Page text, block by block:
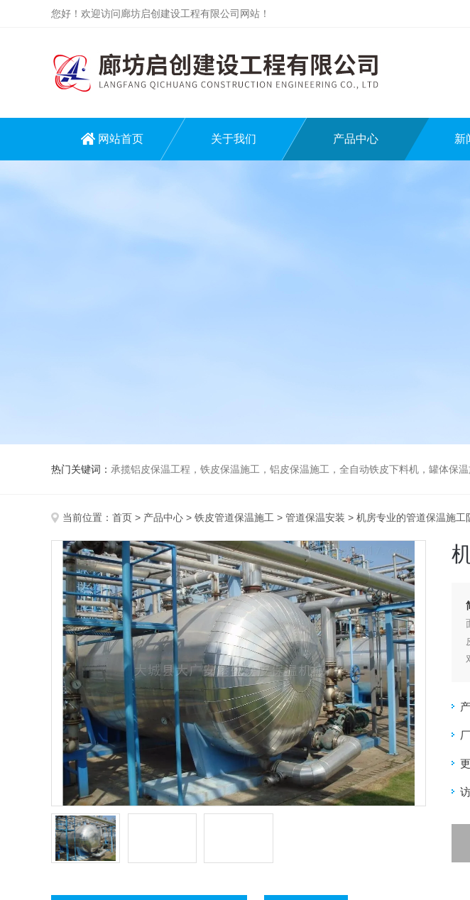
您好！欢迎访问廊坊启创建设工程有限公司网站！
网站首页 关于我们 产品中心 新
热门关键词： 承揽铝皮保温工程，铁皮保温施工，铝皮保温施工，全自动铁皮下料机，罐体保
当前位置： 首页 > 产品中心 > 铁皮管道保温施工 > 管道保温安装 > 机房专业的管道保温施工